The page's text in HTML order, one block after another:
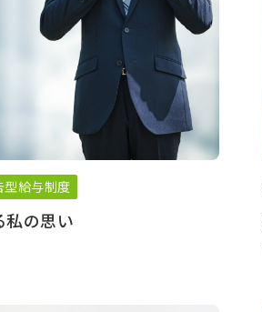
型給与制度
私の思い